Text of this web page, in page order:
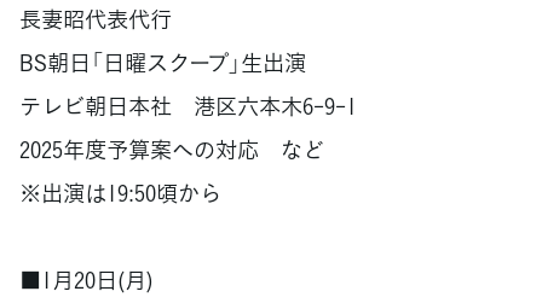
長妻昭代表代行
BS朝日「日曜スクープ」生出演
テレビ朝日本社 港区六本木6-9-1
2025年度予算案への対応 など
※出演は19:50頃から
■1月20日(月)